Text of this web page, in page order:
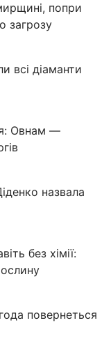
попри
загрозу
всі діаманти
Овнам —
назвала
без хімії:
повернеться